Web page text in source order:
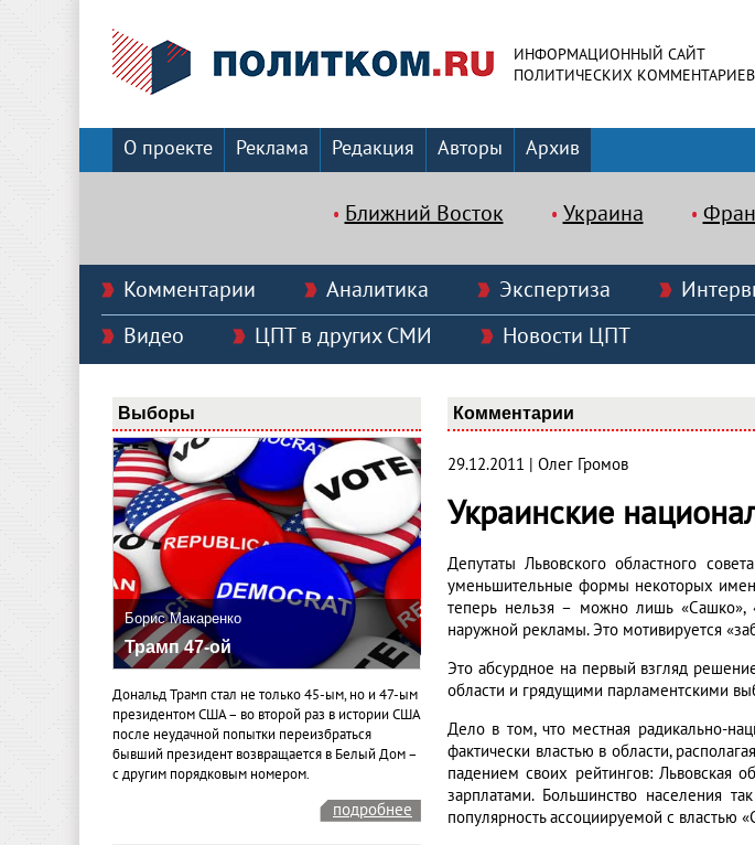
ИНФОРМАЦИОННЫЙ САЙТ
ПОЛИТИЧЕСКИХ КОММЕНТАРИЕВ
О проекте Реклама Редакция Авторы Архив
Ближний Восток Украина
Комментарии Аналитика Экспертиза
Видео
ЦПТ в других СМИ Новости ЦПТ
Выборы
Борис Макаренко
Трамп 47-ой
Дональд Трамп стал не только 45-ым, но и 47-ым
президентом США – во второй раз в истории США
после неудачной попытки переизбраться
бывший президент возвращается в Белый Дом –
с другим порядковым номером.
подробнее
Комментарии
29.12.2011 | Олег Громов
Украинские
Депутаты Львовского областного
уменьшительные формы некоторых имен.
теперь нельзя – можно лишь «Сашко»,
наружной рекламы. Это мотивируется
Это абсурдное на первый взгляд
области и грядущими парламентскими
Дело в том, что местная радикально-
фактически властью в области,
падением своих рейтингов: Львовская
зарплатами. Большинство населения
популярность ассоциируемой с властью